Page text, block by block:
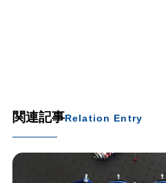
関連記事Relation Entry